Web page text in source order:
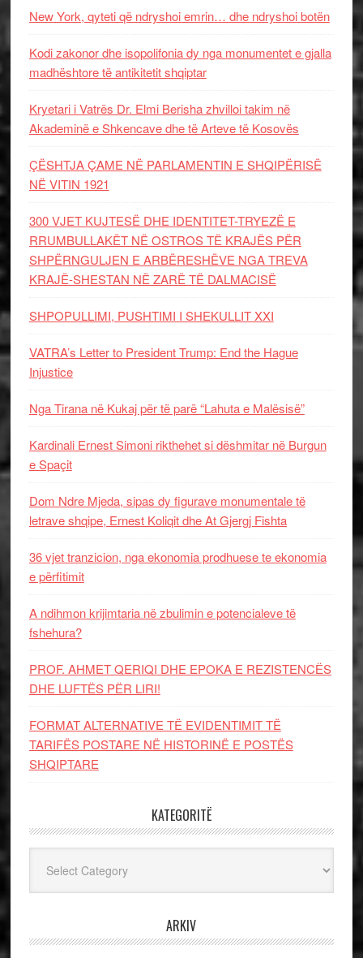
New York, qyteti që ndryshoi emrin… dhe ndryshoi botën
Kodi zakonor dhe isopolifonia dy nga monumentet e gjalla
madhështore të antikitetit shqiptar
Kryetari i Vatrës Dr. Elmi Berisha zhvilloi takim në
Akademinë e Shkencave dhe të Arteve të Kosovës
ÇËSHTJA ÇAME NË PARLAMENTIN E SHQIPËRISË
NË VITIN 1921
300 VJET KUJTESË DHE IDENTITET-TRYEZË E
RRUMBULLAKËT NË OSTROS TË KRAJËS PËR
SHPËRNGULJEN E ARBËRESHËVE NGA TREVA
KRAJË-SHESTAN NË ZARË TË DALMACISË
SHPOPULLIMI, PUSHTIMI I SHEKULLIT XXI
VATRA’s Letter to President Trump: End the Hague
Injustice
Nga Tirana në Kukaj për të parë “Lahuta e Malësisë”
Kardinali Ernest Simoni rikthehet si dëshmitar në Burgun
e Spaçit
Dom Ndre Mjeda, sipas dy figurave monumentale të
letrave shqipe, Ernest Koliqit dhe At Gjergj Fishta
36 vjet tranzicion, nga ekonomia prodhuese te ekonomia
e përfitimit
A ndihmon krijimtaria në zbulimin e potencialeve të
fshehura?
PROF. AHMET QERIQI DHE EPOKA E REZISTENCЁS
DHE LUFTЁS PЁR LIRI!
FORMAT ALTERNATIVE TË EVIDENTIMIT TË
TARIFËS POSTARE NË HISTORINË E POSTËS
SHQIPTARE
KATEGORITË
ARKIV